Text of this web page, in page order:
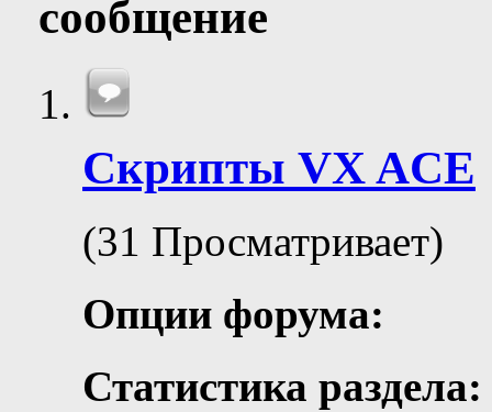
сообщение
Скрипты VX ACE
(31 Просматривает)
Опции форума:
Статистика раздела: